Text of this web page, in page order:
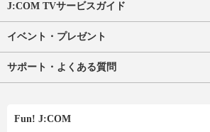
J:COM TVサービスガイド
イベント・プレゼント
サポート・よくある質問
Fun! J:COM